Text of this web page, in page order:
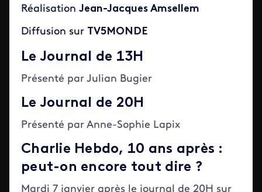
Réalisation Jean-Jacques Amsellem
Diffusion sur TV5MONDE
Le Journal de 13H
Présenté par Julian Bugier
Le Journal de 20H
Présenté par Anne-Sophie Lapix
Charlie Hebdo, 10 ans après :
peut-on encore tout dire ?
Mardi 7 janvier après le journal de 20H sur